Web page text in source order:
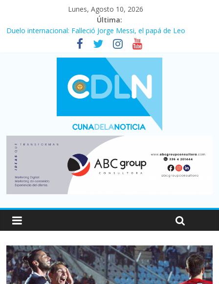
Lunes, Agosto 10, 2026
Última:
Duelo internacional: Falleció Jorge Messi, el papá de Leo
El consumo sigue frenado: las ventas minoristas cayeron 3,8 en
julio y acumulan siete meses en baja
Newell’s cayó 2 a 1 ante Defensa y Justicia en Florencio Varela
por la cuarta fecha del Clausura
El agro argentino logró un récord histórico de exportaciones en
el primer semestre de 2026
La construcción cayó 4,1% en junio y registró su cuarta baja del